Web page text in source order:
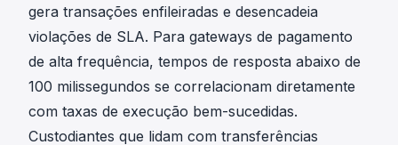
gera transações enfileiradas e desencadeia
violações de SLA. Para gateways de pagamento
de alta frequência, tempos de resposta abaixo de
100 milissegundos se correlacionam diretamente
com taxas de execução bem-sucedidas.
Custodiantes que lidam com transferências